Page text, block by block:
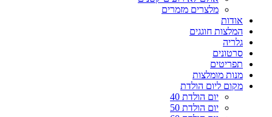
מלצרים מזמרים
אודות
המלצות חוגגים
גלריה
סרטונים
תפריטים
מנות מומלצות
מקום ליום הולדת
יום הולדת 40
יום הולדת 50